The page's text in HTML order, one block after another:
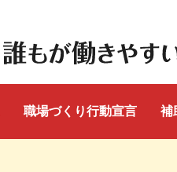
職場づくり行動宣言 補